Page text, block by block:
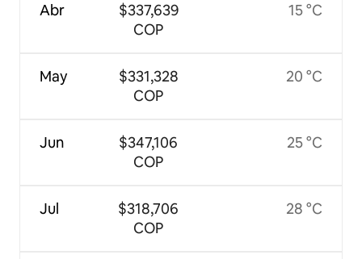
Abr
May
Jun
Jul
$337,639
COP
$331,328
COP
$347,106
COP
$318,706
COP
15 °C
20 °C
25 °C
28 °C